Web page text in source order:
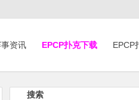
资讯 EPCP扑克下载 EPCP
搜索